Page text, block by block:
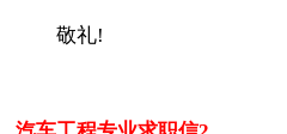
敬礼!